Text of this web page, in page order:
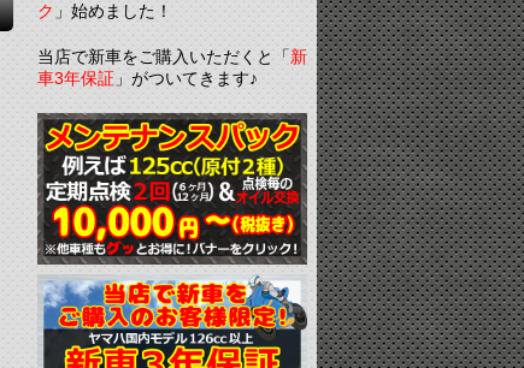
ク」始めました！
当店で新車をご購入いただくと「新
車3年保証」がついてきます♪